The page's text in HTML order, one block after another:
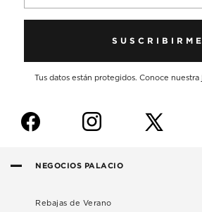
SUSCRIBIRME
Tus datos están protegidos. Conoce nuestra
f i
NEGOCIOS PALACIO
Rebajas de Verano